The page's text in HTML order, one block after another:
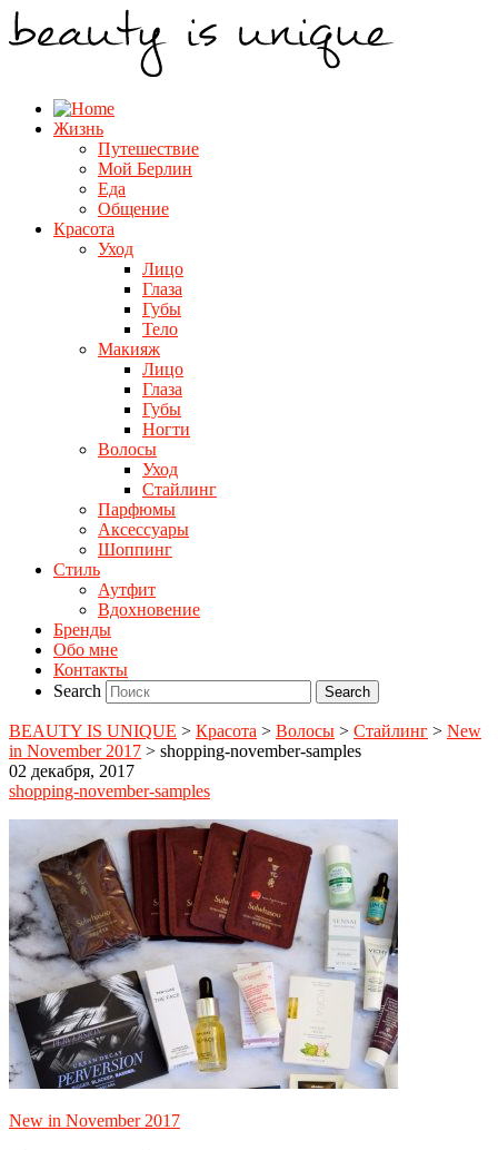
Жизнь
Путешествие
Мой Берлин
Еда
Общение
Красота
Уход
Лицо
Глаза
Губы
Тело
Макияж
Лицо
Глаза
Губы
Ногти
Волосы
Уход
Стайлинг
Парфюмы
Аксессуары
Шоппинг
Стиль
Аутфит
Вдохновение
Бренды
Обо мне
Контакты
Search
BEAUTY IS UNIQUE > Красота > Волосы > Стайлинг > New
in November 2017 > shopping-november-samples
02 декабря, 2017
shopping-november-samples
New in November 2017